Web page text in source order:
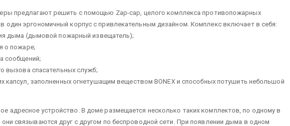
предлагают решить с помощью Zap-cap, целого комплекса противопожарных
один эргономичный корпус с привлекательным дизайном. Комплекс включает в себя:
дыма (дымовой пожарный извещатель);
о пожаре;
сообщений;
вызова спасательных служб;
капсул, заполненных огнетушащим веществом BONEX и способных потушить небольшой
адресное устройство. В доме размещается несколько таких комплектов, по одному в
связываются друг с другом по беспроводной сети. При появлении дыма в одном